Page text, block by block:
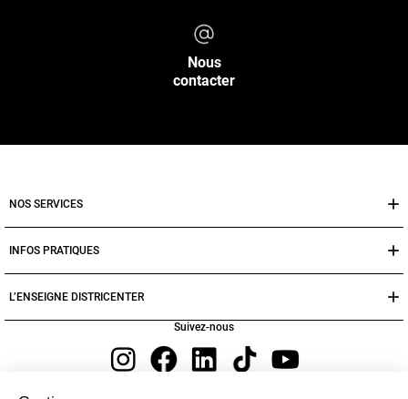
Nous
contacter
NOS SERVICES
INFOS PRATIQUES
L’ENSEIGNE DISTRICENTER
Suivez-nous